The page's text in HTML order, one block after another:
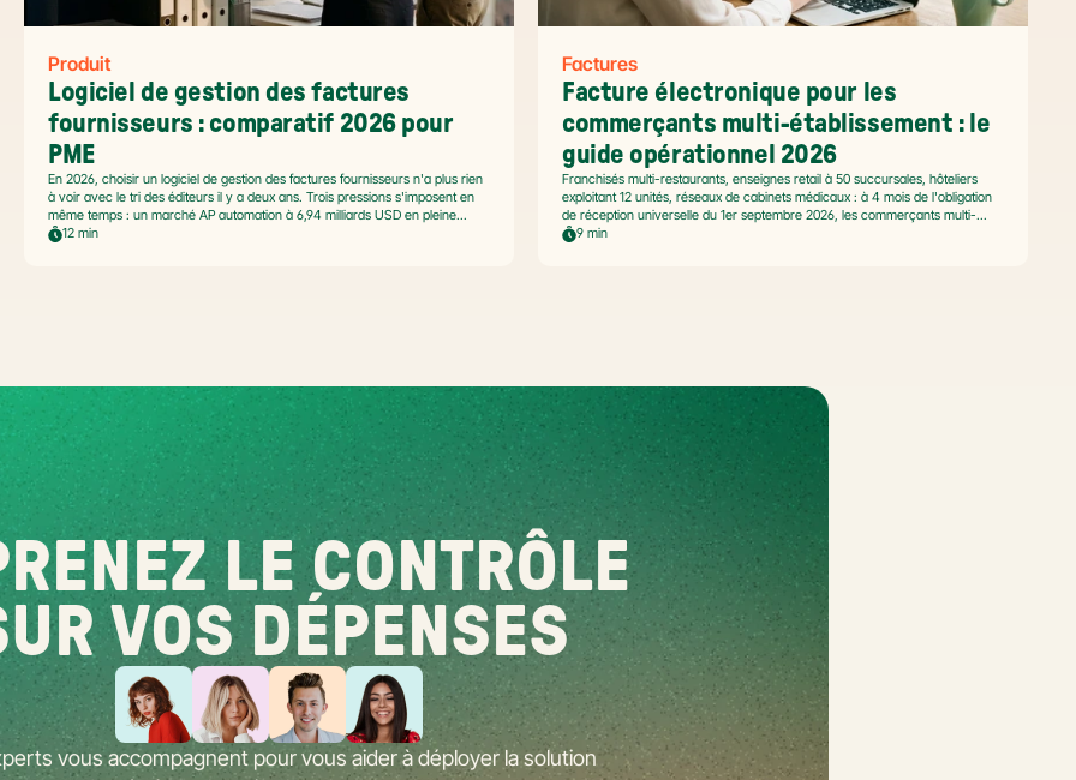
Produit
Logiciel de gestion des factures
fournisseurs : comparatif 2026 pour
PME
En 2026, choisir un logiciel de gestion des factures fournisseurs n'a plus rien
à voir avec le tri des éditeurs il y a deux ans. Trois pressions s'imposent en
même temps : un marché AP automation à 6,94 milliards USD en pleine
accélération, une réforme facture électronique 2026 qui impose le passage
12 min
Factures
Facture électronique pour les
commerçants multi-établissement : le
guide opérationnel 2026
Franchisés multi-restaurants, enseignes retail à 50 succursales, hôteliers
exploitant 12 unités, réseaux de cabinets médicaux : à 4 mois de l'obligation
de réception universelle du 1er septembre 2026, les commerçants multi-
établissement ont un défi spécifique. Ce guide opérationnel répond aux
9 min
LE CONTRÔLE
VOS DÉPENSES
vous accompagnent pour vous aider à déployer la solution